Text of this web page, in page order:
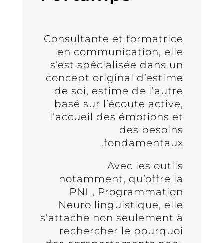
Contact
appeler
Inscription
Newsletter
Consultante et formatrice
en communication, elle
s’est spécialisée dans un
concept original d’estime
de soi, estime de l’autre
basé sur l’écoute active,
l’accueil des émotions et
des besoins
fondamentaux.
Avec les outils
notamment, qu’offre la
PNL, Programmation
Neuro linguistique, elle
s’attache non seulement à
rechercher le pourquoi